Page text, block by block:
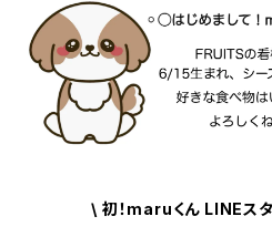
\ 初！maruくん LINEス